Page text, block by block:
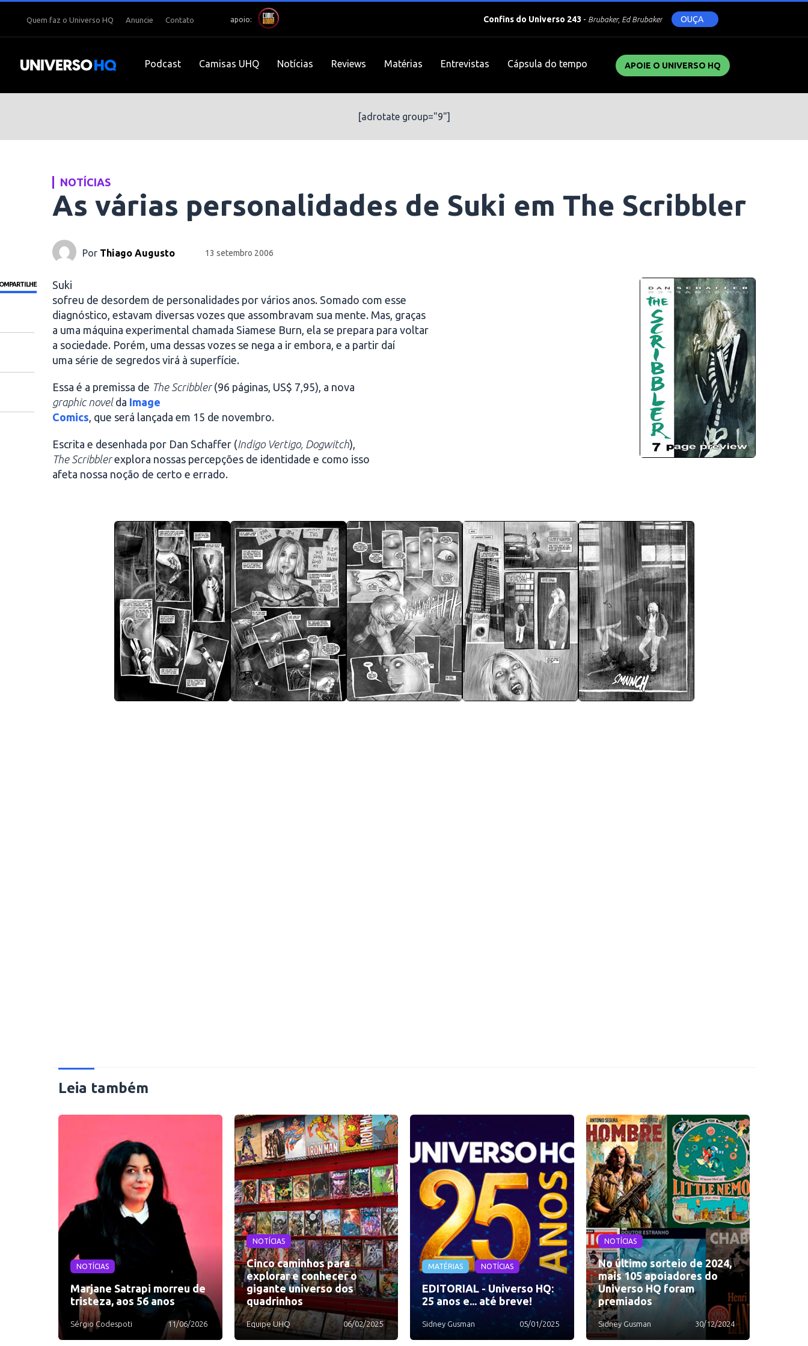
Quem faz o Universo HQ Anuncie Contato apoio: Confins do Universo 243 - Brubaker, Ed Brubaker OUÇA
Podcast Camisas UHQ Notícias Reviews Matérias Entrevistas Cápsula do tempo APOIE O UNIVERSO HQ
[adrotate group="9"]
NOTÍCIAS
As várias personalidades de Suki em The Scribbler
Por Thiago Augusto 13 setembro 2006
Suki
sofreu de desordem de personalidades por vários anos. Somado com esse
diagnóstico, estavam diversas vozes que assombravam sua mente. Mas, graças
a uma máquina experimental chamada Siamese Burn, ela se prepara para voltar
a sociedade. Porém, uma dessas vozes se nega a ir embora, e a partir daí
uma série de segredos virá à superfície.
Essa é a premissa de The Scribbler(96 páginas, US$ 7,95), a nova
graphic novelda Image
Comics, que será lançada em 15 de novembro.
Escrita e desenhada por Dan Schaffer (Indigo Vertigo, Dogwitch),
The Scribblerexplora nossas percepções de identidade e como isso
afeta nossa noção de certo e errado.
Leia também
NOTÍCIAS
Marjane Satrapi morreu de
tristeza, aos 56 anos
Sérgio Codespoti 11/06/2026
NOTÍCIAS
Cinco caminhos para
explorar e conhecer o
gigante universo dos
quadrinhos
Equipe UHQ 06/02/2025
MATÉRIAS NOTÍCIAS
EDITORIAL - Universo HQ:
25 anos e... até breve!
Sidney Gusman 05/01/2025
NOTÍCIAS
No último sorteio de 2024,
mais 105 apoiadores do
Universo HQ foram
premiados
Sidney Gusman 30/12/2024